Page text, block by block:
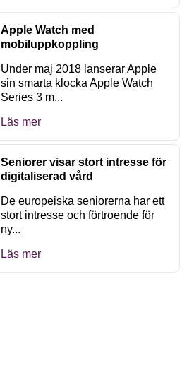
Apple Watch med
mobiluppkoppling
Under maj 2018 lanserar Apple
sin smarta klocka Apple Watch
Series 3 m...
Läs mer
Seniorer visar stort intresse för
digitaliserad vård
De europeiska seniorerna har ett
stort intresse och förtroende för
ny...
Läs mer